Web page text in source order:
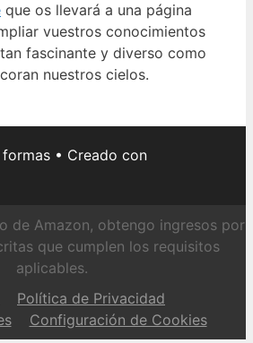
que os llevará a una página
vuestros conocimientos
fascinante y diverso como
nuestros cielos.
• Creado con
de Amazon, obtengo ingresos por
que cumplen los requisitos
aplicables.
Política de Privacidad
Configuración de Cookies